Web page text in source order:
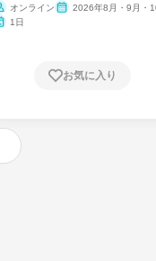
オンライン
2026年8月・9月・
1日
お気に入り